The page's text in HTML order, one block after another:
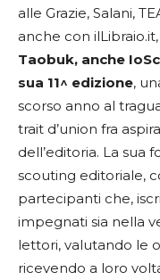
alle Grazie, Salani,
anche con
Taobuk, anche
sua 11^ edizione,
scorso anno al
trait d’union fra
dell’editoria. La sua
scouting editoriale,
partecipanti che,
impegnati sia nella
lettori, valutando le
ricevendo a loro